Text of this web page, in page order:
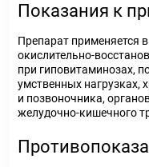
Показания к
Препарат применяется
окислительно-
при гиповитаминозах,
умственных нагрузках,
и позвоночника,
желудочно-кишечного